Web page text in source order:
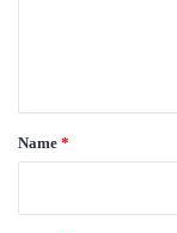
*
Name *